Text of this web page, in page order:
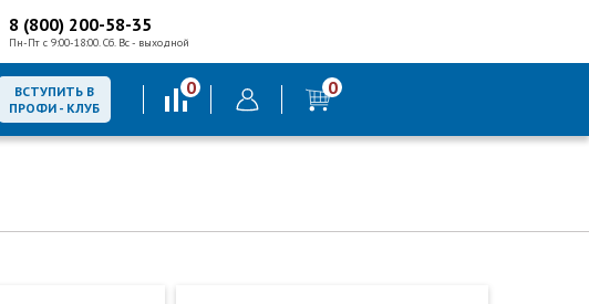
8 (800) 200-58-35
Пн-Пт с 9:00-18:00. Сб. Вс - выходной
ВСТУПИТЬ В
ПРОФИ - КЛУБ
0 0